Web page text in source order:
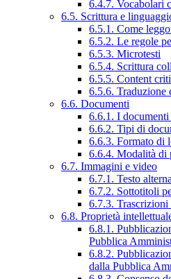
6.4.7. Vocabolari
6.5. Scrittura e
6.5.1. Come
6.5.2. Le regole
6.5.3. Microtesti
6.5.4. Scrittura
6.5.5. Content
6.5.6. Traduzione
6.6. Documenti
6.6.1. I
6.6.2. Tipi di
6.6.3. Formato di
6.6.4. Modalità di
6.7. Immagini e video
6.7.1. Testo
6.7.2. Sottotitoli
6.7.3.
6.8. Proprietà
6.8.1.
Pubblica
6.8.2.
dalla Pubblica